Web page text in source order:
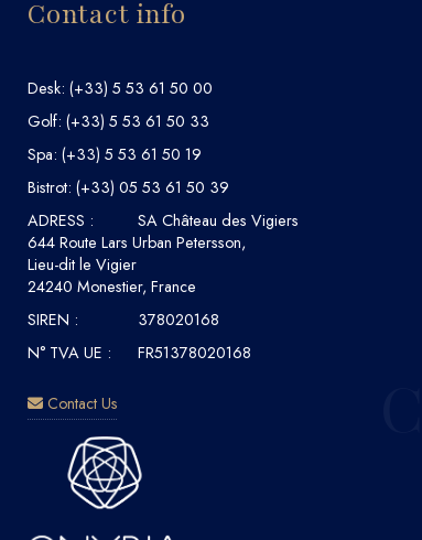
Contact info
Desk: (+33) 5 53 61 50 00
Golf: (+33) 5 53 61 50 33
Spa: (+33) 5 53 61 50 19
Bistrot: (+33) 05 53 61 50 39
ADRESS :
SA Château des Vigiers
644 Route Lars Urban Petersson,
Lieu-dit le Vigier
24240 Monestier, France
SIREN :
378020168
N° TVA UE :
FR51378020168
Contact Us